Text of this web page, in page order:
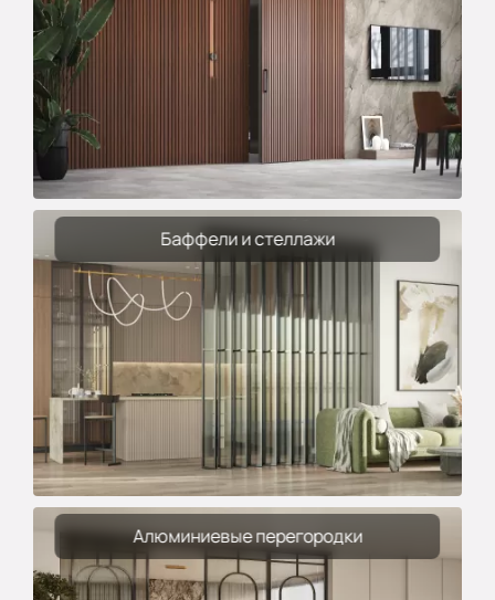
Баффели и стеллажи
Алюминиевые перегородки